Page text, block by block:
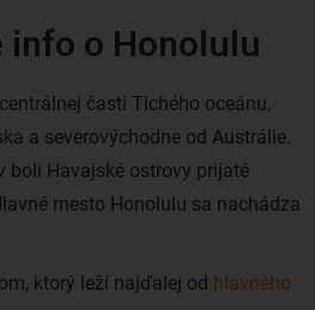
info o Honolulu
časti Tichého oceánu,
a severovýchodne od Austrálie.
boli Havajské ostrovy prijaté
mesto Honolulu sa nachádza
ktorý leží najďalej od hlavného